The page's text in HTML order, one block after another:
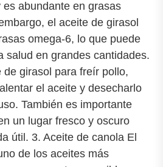
abundante en grasas
el aceite de girasol
omega-6, lo que puede
salud en grandes cantidades.
de girasol para freír pollo,
el aceite y desecharlo
También es importante
un lugar fresco y oscuro
útil. 3. Aceite de canola El
de los aceites más